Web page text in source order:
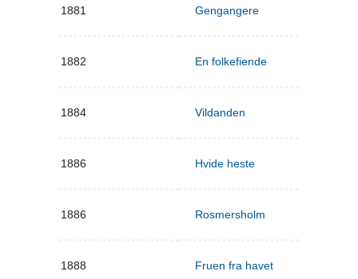
1881 Gengangere
1882 En folkefiende
1884 Vildanden
1886 Hvide heste
1886 Rosmersholm
1888 Fruen fra havet